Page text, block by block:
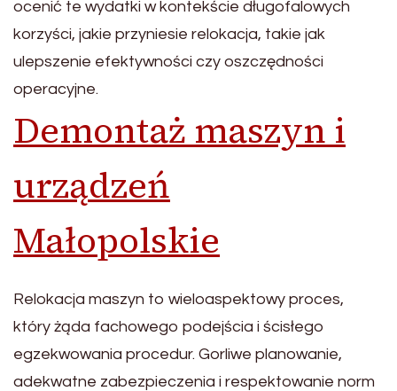
ocenić te wydatki w kontekście długofalowych
korzyści, jakie przyniesie relokacja, takie jak
ulepszenie efektywności czy oszczędności
operacyjne.
Demontaż maszyn i
urządzeń
Małopolskie
Relokacja maszyn to wieloaspektowy proces,
który żąda fachowego podejścia i ścisłego
egzekwowania procedur. Gorliwe planowanie,
adekwatne zabezpieczenia i respektowanie norm